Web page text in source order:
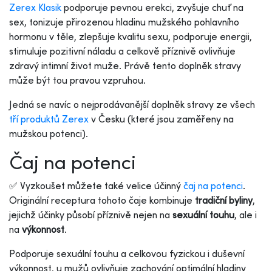
Zerex Klasik podporuje pevnou erekci, zvyšuje chuť na
sex, tonizuje přirozenou hladinu mužského pohlavního
hormonu v těle, zlepšuje kvalitu sexu, podporuje energii,
stimuluje pozitivní náladu a celkově příznivě ovlivňuje
zdravý intimní život muže. Právě tento doplněk stravy
může být tou pravou vzpruhou.
Jedná se navíc o nejprodávanější doplněk stravy ze všech
tří produktů Zerex v Česku (které jsou zaměřeny na
mužskou potenci).
Čaj na potenci
✅ Vyzkoušet můžete také velice účinný čaj na potenci.
Originální receptura tohoto čaje kombinuje tradiční byliny,
jejichž účinky působí příznivě nejen na sexuální touhu, ale i
na výkonnost.
Podporuje sexuální touhu a celkovou fyzickou i duševní
výkonnost, u mužů ovlivňuje zachování optimální hladiny